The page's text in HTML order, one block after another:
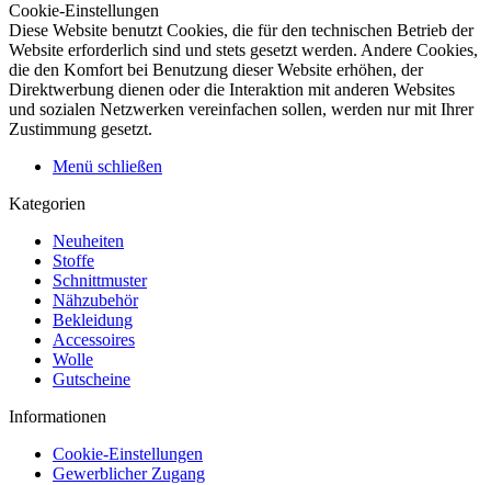
Cookie-Einstellungen
Diese Website benutzt Cookies, die für den technischen Betrieb der
Website erforderlich sind und stets gesetzt werden. Andere Cookies,
die den Komfort bei Benutzung dieser Website erhöhen, der
Direktwerbung dienen oder die Interaktion mit anderen Websites
und sozialen Netzwerken vereinfachen sollen, werden nur mit Ihrer
Zustimmung gesetzt.
Menü schließen
Kategorien
Neuheiten
Stoffe
Schnittmuster
Nähzubehör
Bekleidung
Accessoires
Wolle
Gutscheine
Informationen
Cookie-Einstellungen
Gewerblicher Zugang